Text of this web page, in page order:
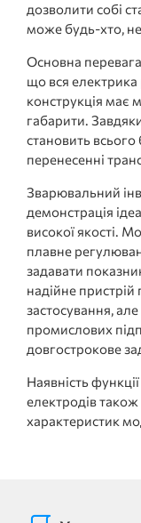
дозволити собі
може будь-хто,
Основна
що вся електрика
конструкція має
габарити.
становить всього
перенесенні
Зварювальний
демонстрація
високої якості.
плавне
задавати
надійне
застосування,
промислових
довгострокове
Наявність
електродів
характеристик